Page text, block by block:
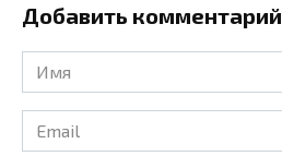
Добавить комментарий
Имя
*
Email
*